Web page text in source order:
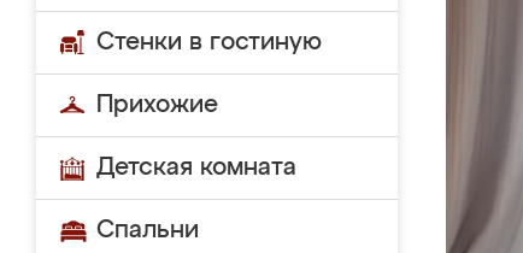
Стенки в гостиную
Прихожие
Детская комната
Спальни